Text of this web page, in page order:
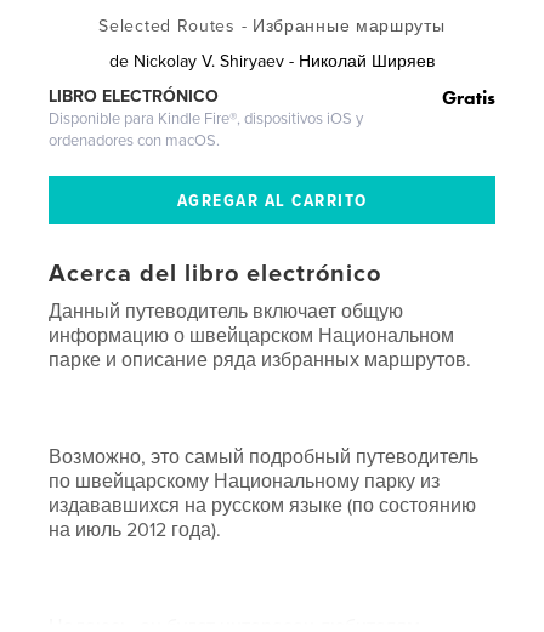
Selected Routes - Избранные маршруты
de Nickolay V. Shiryaev - Николай Ширяев
Gratis
LIBRO ELECTRÓNICO
Disponible para Kindle Fire®, dispositivos iOS y
ordenadores con macOS.
Acerca del libro electrónico
Данный путеводитель включает общую
информацию о швейцарском Национальном
парке и описание ряда избранных маршрутов.
Возможно, это самый подробный путеводитель
по швейцарскому Национальному парку из
издававшихся на русском языке (по состоянию
на июль 2012 года).